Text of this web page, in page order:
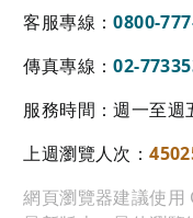
客服專線：0800-
傳真專線：02-
服務時間：週一至
上週瀏覽人次：
網頁瀏覽器建議使